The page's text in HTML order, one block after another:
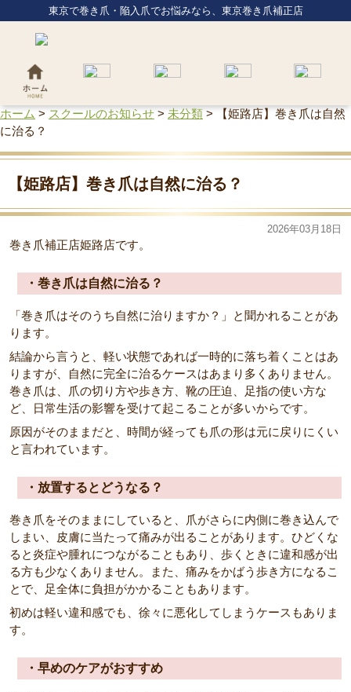
東京で巻き爪・陥入爪でお悩みなら、東京巻き爪補正店
ホーム > スクールのお知らせ > 未分類 >
【姫路店】巻き爪は自然
に治る？
【姫路店】巻き爪は自然に治る？
2026年03月18日
巻き爪補正店姫路店です。
・巻き爪は自然に治る？
「巻き爪はそのうち自然に治りますか？」と聞かれることがあ
ります。
結論から言うと、軽い状態であれば一時的に落ち着くことはあ
りますが、自然に完全に治るケースはあまり多くありません。
巻き爪は、爪の切り方や歩き方、靴の圧迫、足指の使い方な
ど、日常生活の影響を受けて起こることが多いからです。
原因がそのままだと、時間が経っても爪の形は元に戻りにくい
と言われています。
・放置するとどうなる？
巻き爪をそのままにしていると、爪がさらに内側に巻き込んで
しまい、皮膚に当たって痛みが出ることがあります。ひどくな
ると炎症や腫れにつながることもあり、歩くときに違和感が出
る方も少なくありません。また、痛みをかばう歩き方になるこ
とで、足全体に負担がかかることもあります。
初めは軽い違和感でも、徐々に悪化してしまうケースもありま
す。
・早めのケアがおすすめ